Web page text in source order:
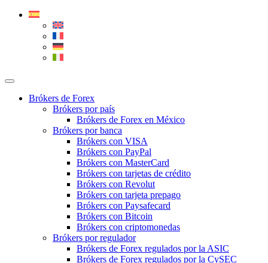
Brókers de Forex
Brókers por país
Brókers de Forex en México
Brókers por banca
Brókers con VISA
Brókers con PayPal
Brókers con MasterCard
Brókers con tarjetas de crédito
Brókers con Revolut
Brókers con tarjeta prepago
Brókers con Paysafecard
Brókers con Bitcoin
Brókers con criptomonedas
Brókers por regulador
Brókers de Forex regulados por la ASIC
Brókers de Forex regulados por la CySEC